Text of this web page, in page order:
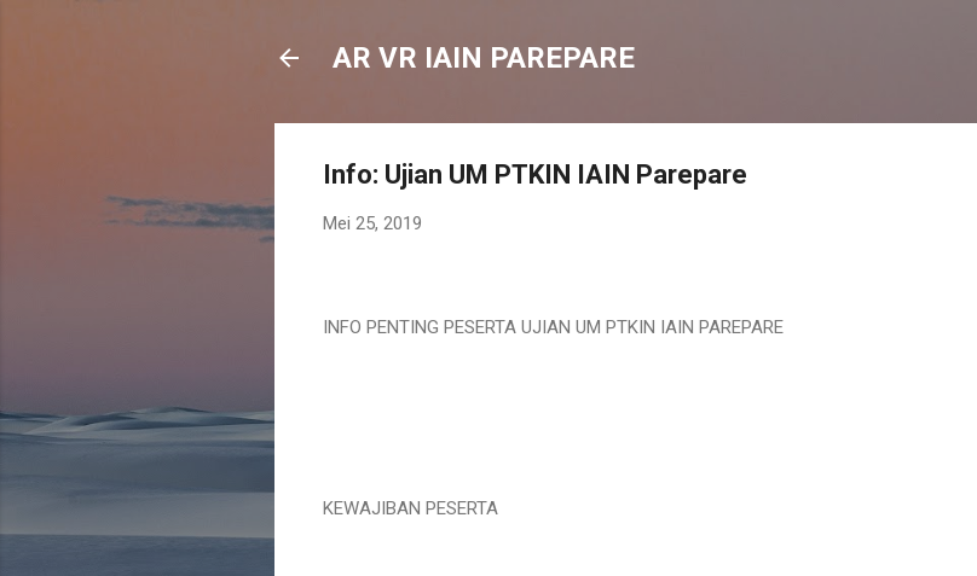
AR VR IAIN PAREPARE
Info: Ujian UM PTKIN IAIN Parepare
Mei 25, 2019
INFO PENTING PESERTA UJIAN UM PTKIN IAIN PAREPARE
KEWAJIBAN PESERTA